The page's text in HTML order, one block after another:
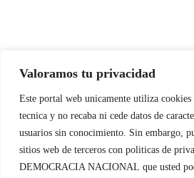
Valoramos tu privacidad
Este portal web unicamente utiliza
tecnica y no recaba ni cede datos de
usuarios sin conocimiento. Sin embargo,
sitios web de terceros con politicas de
DEMOCRACIA NACIONAL que usted
Utilizamos cookies propias y de
web, medir su uso y mejorar
cookies, rechazar las no necesarias
cookies